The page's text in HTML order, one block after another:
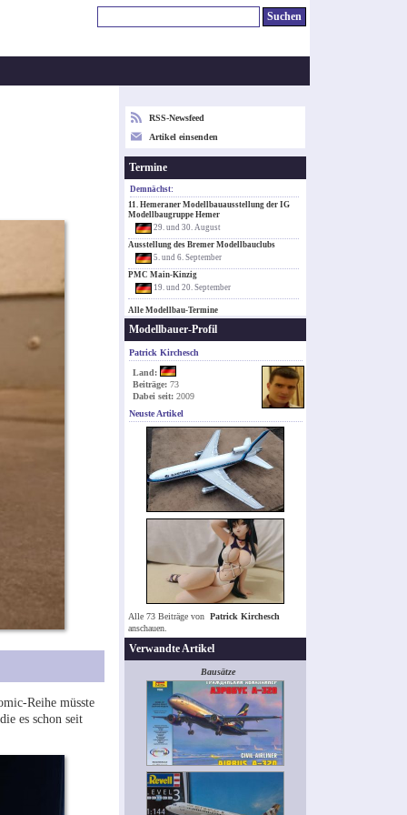
Reihe müsste
es schon seit
RSS-Newsfeed
Artikel einsenden
Termine
Demnächst:
11. Hemeraner Modellbauausstellung der IG
Modellbaugruppe Hemer
29. und 30. August
Ausstellung des Bremer Modellbauclubs
5. und 6. September
PMC Main-Kinzig
19. und 20. September
Alle Modellbau-Termine
Modellbauer-Profil
Patrick Kirchesch
Land:
Beiträge: 73
Dabei seit: 2009
Neuste Artikel
Alle 73 Beiträge von Patrick Kirchesch
anschauen.
Verwandte Artikel
Bausätze